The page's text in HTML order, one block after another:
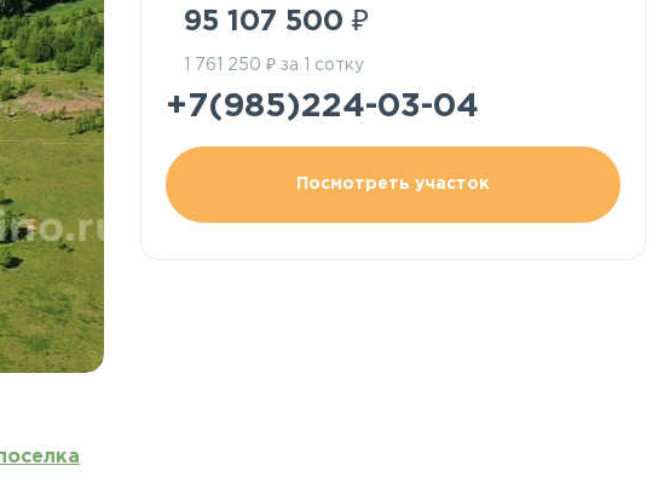
95 107 500 ₽
1 761 250 ₽ за 1 сотку
+7(985)224-03-04
Посмотреть участок